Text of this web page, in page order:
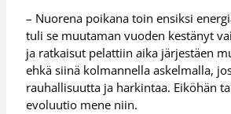
– Nuorena poikana toin ensiksi
tuli se muutaman vuoden kestänyt
ja ratkaisut pelattiin aika järjestäen
ehkä siinä kolmannella askelmalla,
rauhallisuutta ja harkintaa. Eiköhän
evoluutio mene niin.